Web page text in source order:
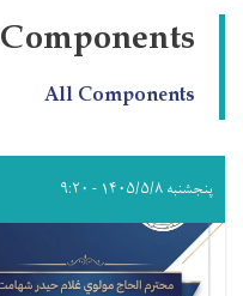
Components
All Components
پنجشنبه ۱۴۰۵/۵/۸ - ۹:۲۰